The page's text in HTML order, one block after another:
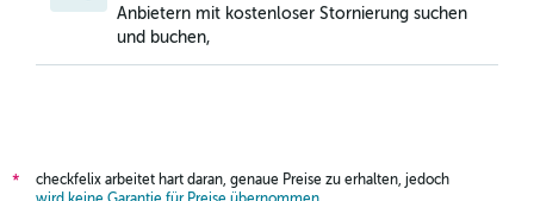
Anbietern mit kostenloser Stornierung suchen
und buchen,
*
checkfelix arbeitet hart daran, genaue Preise zu erhalten, jedoch